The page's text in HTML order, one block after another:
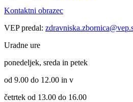
Kontaktni obrazec
VEP predal:
Uradne ure
ponedeljek, sreda in petek
od 9.00 do 12.00 in v
četrtek od 13.00 do 16.00